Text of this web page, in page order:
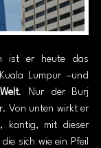
ist er heute das
Lumpur –und
. Nur der Burj
Von unten wirkt er
kantig, mit dieser
sich wie ein Pfeil